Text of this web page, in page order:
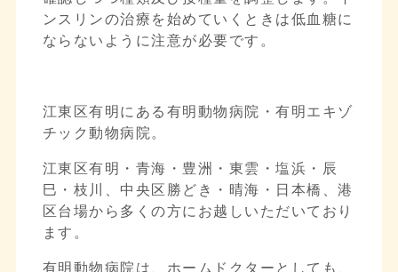
ンスリンの治療を始めていくときは低血糖に
ならないように注意が必要です。
江東区有明にある有明動物病院・有明エキゾ
チック動物病院。
江東区有明・青海・豊洲・東雲・塩浜・辰
巳・枝川、中央区勝どき・晴海・日本橋、港
区台場から多くの方にお越しいただいており
ます。
有明動物病院は、ホームドクターとしても、